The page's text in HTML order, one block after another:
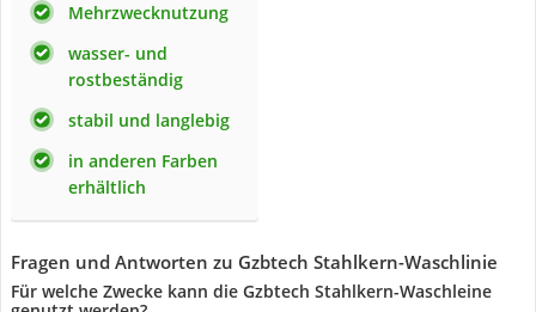
Mehrzwecknutzung
wasser- und
rostbeständig
stabil und langlebig
in anderen Farben
erhältlich
Fragen und Antworten zu Gzbtech Stahlkern-Waschlinie
Für welche Zwecke kann die Gzbtech Stahlkern-Waschleine